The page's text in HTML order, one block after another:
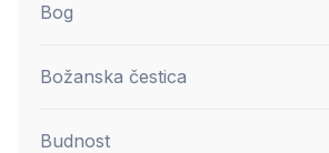
Bog
Božanska čestica
Budnost